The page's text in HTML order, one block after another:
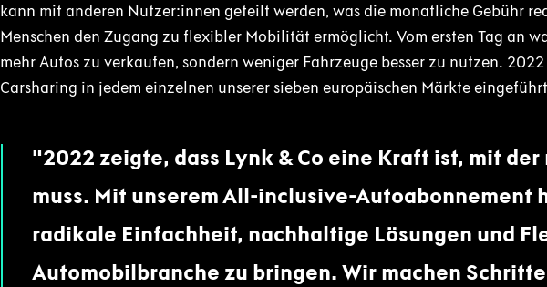
kann mit anderen Nutzer:innen geteilt werden, was die monatliche Gebühr
Menschen den Zugang zu flexibler Mobilität ermöglicht. Vom ersten Tag an
mehr Autos zu verkaufen, sondern weniger Fahrzeuge besser zu nutzen.
Carsharing in jedem einzelnen unserer sieben europäischen Märkte
2022 zeigte, dass Lynk & Co eine Kraft ist, mit der
muss. Mit unserem All-inclusive-Autoabonnement
radikale Einfachheit, nachhaltige Lösungen und
Automobilbranche zu bringen. Wir machen